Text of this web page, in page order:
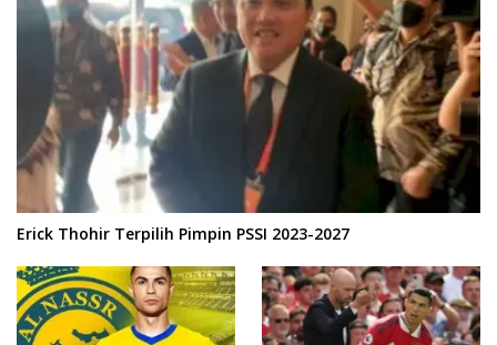
Erick Thohir Terpilih Pimpin PSSI 2023-2027